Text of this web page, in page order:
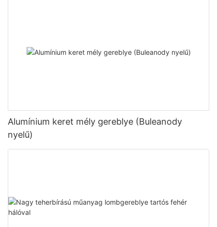
Alumínium keret mély gereblye (Buleanody
nyelű)